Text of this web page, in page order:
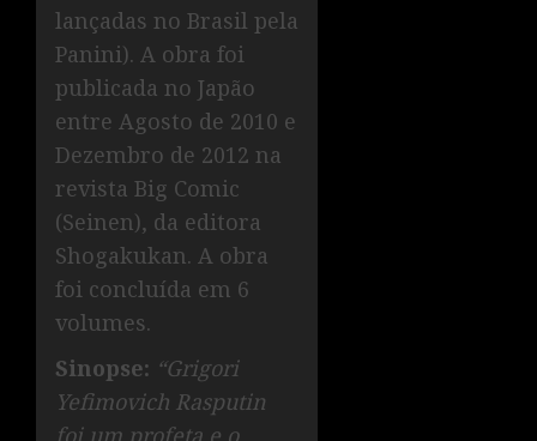
lançadas no Brasil pela
Panini). A obra foi
publicada no Japão
entre Agosto de 2010 e
Dezembro de 2012 na
revista Big Comic
(Seinen), da editora
Shogakukan. A obra
foi concluída em 6
volumes.
Sinopse: “Grigori
Yefimovich Rasputin
foi um profeta e o